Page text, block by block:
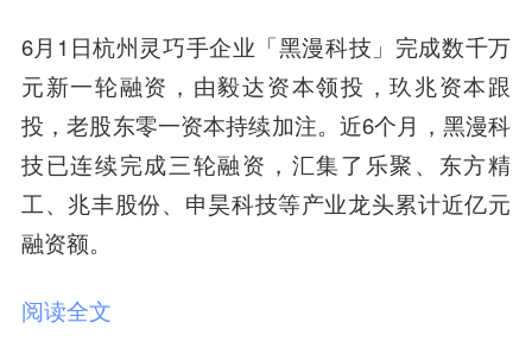
6月1日杭州灵巧手企业「黑漫科技」完成数千万
元新一轮融资，由毅达资本领投，玖兆资本跟
投，老股东零一资本持续加注。近6个月，黑漫科
技已连续完成三轮融资，汇集了乐聚、东方精
工、兆丰股份、申昊科技等产业龙头累计近亿元
融资额。
阅读全文